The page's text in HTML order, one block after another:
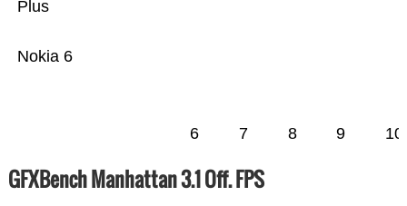
Nokia 6
Plus
6 7 8 9 10
GFXBench Manhattan 3.1 Off. FPS